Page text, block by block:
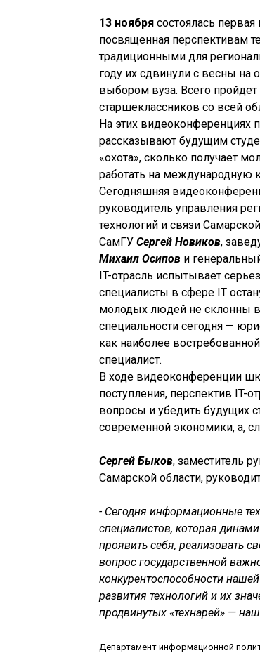
13 ноября состоялась
посвященная перспективам
традиционными для
году их сдвинули с весны на
выбором вуза. Всего
старшеклассников со всей
На этих видеоконференциях
рассказывают будущим
«охота», сколько получает
работать на международную
Сегодняшняя
руководитель управления
технологий и связи
СамГУ Сергей Новиков,
Михаил Осипов и
IT-отрасль испытывает
специалисты в сфере IT
молодых людей не склонны
специальности сегодня —
как наиболее
специалист.
В ходе видеоконференции
поступления, перспектив IT-
вопросы и убедить будущих
современной экономики, а,
Сергей Быков, заместитель
Самарской области,
- Сегодня информационные
специалистов, которая
проявить себя, реализовать
вопрос государственной
конкурентоспособности
развития технологий и их
продвинутых «технарей» —
Департамент информационной